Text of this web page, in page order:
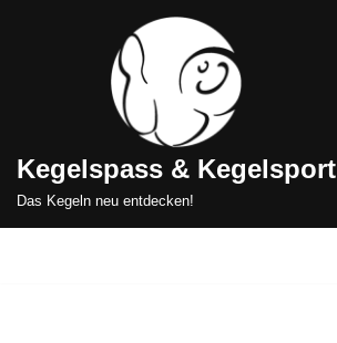
Kegelspass & Kegelsport
Das Kegeln neu entdecken!